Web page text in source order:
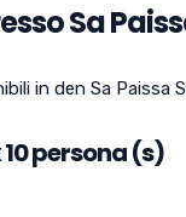
Sa
in den Sa
persona (s)